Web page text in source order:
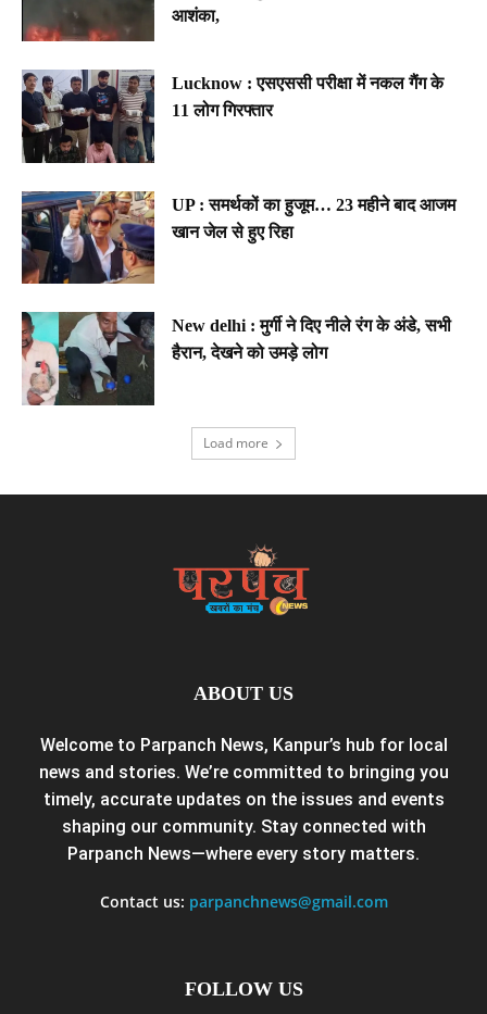
आशंका,
Lucknow : एसएससी परीक्षा में नकल गैंग के
11 लोग गिरफ्तार
UP : समर्थकों का हुजूम… 23 महीने बाद आजम
खान जेल से हुए रिहा
New delhi : मुर्गी ने दिए नीले रंग के अंडे, सभी
हैरान, देखने को उमड़े लोग
Load more
ABOUT US
Welcome to Parpanch News, Kanpur’s hub for local
news and stories. We’re committed to bringing you
timely, accurate updates on the issues and events
shaping our community. Stay connected with
Parpanch News—where every story matters.
Contact us: parpanchnews@gmail.com
FOLLOW US